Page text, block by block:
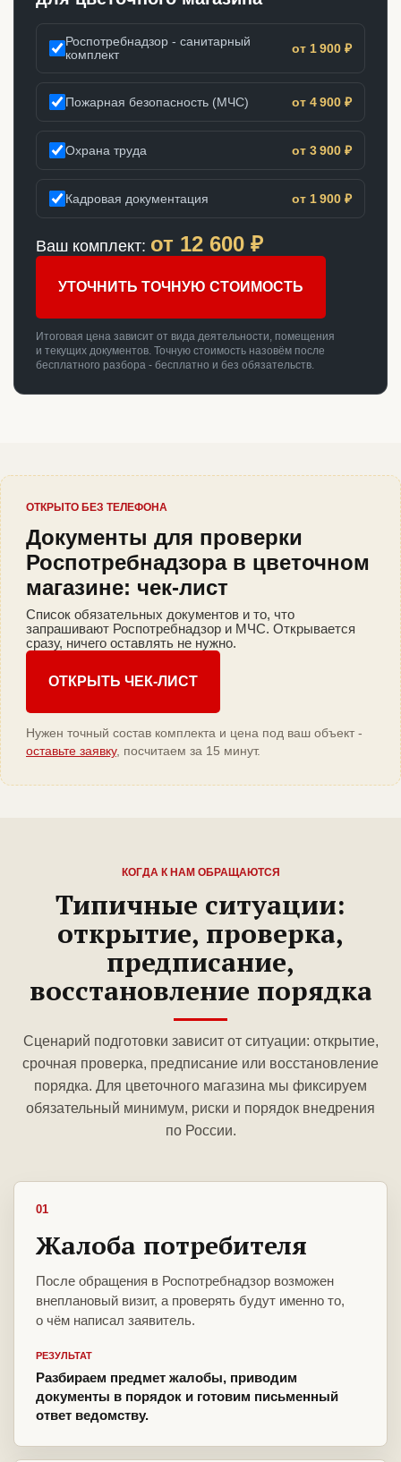
Роспотребнадзор - санитарный
комплект
от 1 900 ₽
Пожарная безопасность (МЧС) от 4 900 ₽
Охрана труда от 3 900 ₽
Кадровая документация от 1 900 ₽
Ваш комплект: от 12 600 ₽
УТОЧНИТЬ ТОЧНУЮ СТОИМОСТЬ
Итоговая цена зависит от вида деятельности, помещения
и текущих документов. Точную стоимость назовём после
бесплатного разбора - бесплатно и без обязательств.
ОТКРЫТО БЕЗ ТЕЛЕФОНА
Документы для проверки
Роспотребнадзора в цветочном
магазине: чек-лист
Список обязательных документов и то, что
запрашивают Роспотребнадзор и МЧС. Открывается
сразу, ничего оставлять не нужно.
ОТКРЫТЬ ЧЕК-ЛИСТ
Нужен точный состав комплекта и цена под ваш объект -
оставьте заявку, посчитаем за 15 минут.
КОГДА К НАМ ОБРАЩАЮТСЯ
Типичные ситуации:
открытие, проверка,
предписание,
восстановление порядка
Сценарий подготовки зависит от ситуации: открытие,
срочная проверка, предписание или восстановление
порядка. Для цветочного магазина мы фиксируем
обязательный минимум, риски и порядок внедрения
по России.
01
Жалоба потребителя
После обращения в Роспотребнадзор возможен
внеплановый визит, а проверять будут именно то,
о чём написал заявитель.
РЕЗУЛЬТАТ
Разбираем предмет жалобы, приводим
документы в порядок и готовим письменный
ответ ведомству.